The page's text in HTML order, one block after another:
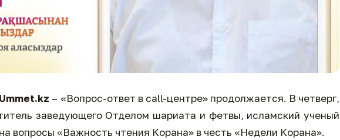
– «Вопрос-ответ в call-центре» продолжается. В четверг,
заведующего Отделом шариата и фетвы, исламский ученый
вопросы «Важность чтения Корана» в честь «Недели Корана».